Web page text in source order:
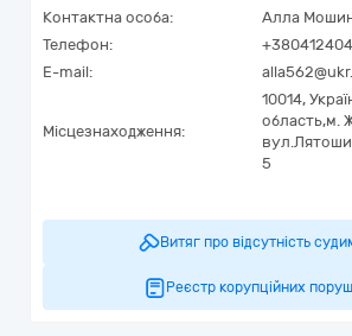
Контактна особа:
Алла
Телефон:
E-mail:
Місцезнаходження:
10014,
область,м.
5
Витяг про відсутність
Реєстр корупційних